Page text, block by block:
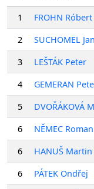
1 FROHN Róbert
2
SUCHOMEL Jan
3
LEŠTÁK Peter
4
GEMERAN
5
DVOŘÁKOVÁ
6
NĚMEC Roman
6
HANUŠ Martin
6
PÁTEK Ondřej